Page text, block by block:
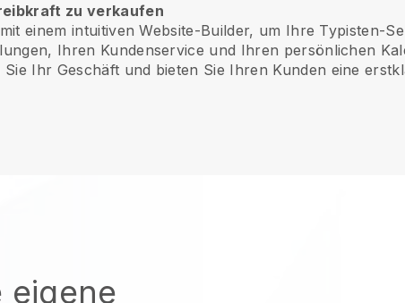
zu verkaufen
einem intuitiven Website-Builder, um Ihre Typisten-
Ihren Kundenservice und Ihren persönlichen
Ihr Geschäft und bieten Sie Ihren Kunden eine
eigene